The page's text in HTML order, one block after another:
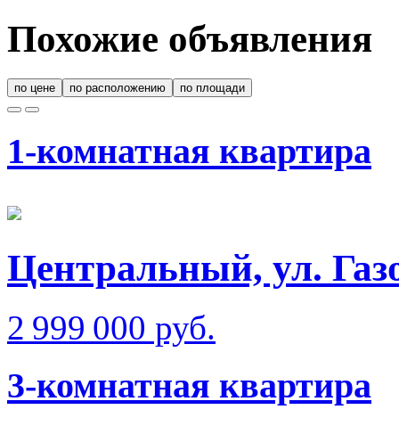
Похожие объявления
по цене по расположению по площади
1-комнатная квартира
Центральный, ул.
2 999 000 руб.
3-комнатная квартира